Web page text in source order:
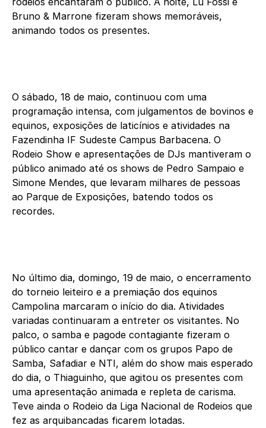
Bruno & Marrone fizeram shows memoráveis,
animando todos os presentes.
O sábado, 18 de maio, continuou com uma
programação intensa, com julgamentos de bovinos e
equinos, exposições de laticínios e atividades na
Fazendinha IF Sudeste Campus Barbacena. O
Rodeio Show e apresentações de DJs mantiveram o
público animado até os shows de Pedro Sampaio e
Simone Mendes, que levaram milhares de pessoas
ao Parque de Exposições, batendo todos os
recordes.
No último dia, domingo, 19 de maio, o encerramento
do torneio leiteiro e a premiação dos equinos
Campolina marcaram o início do dia. Atividades
variadas continuaram a entreter os visitantes. No
palco, o samba e pagode contagiante fizeram o
público cantar e dançar com os grupos Papo de
Samba, Safadiar e NTI, além do show mais esperado
do dia, o Thiaguinho, que agitou os presentes com
uma apresentação animada e repleta de carisma.
Teve ainda o Rodeio da Liga Nacional de Rodeios que
fez as arquibancadas ficarem lotadas.